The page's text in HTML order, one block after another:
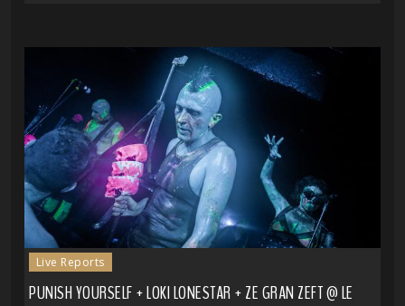
Live Reports
PUNISH YOURSELF + LOKI LONESTAR + ZE GRAN ZEFT @ LE